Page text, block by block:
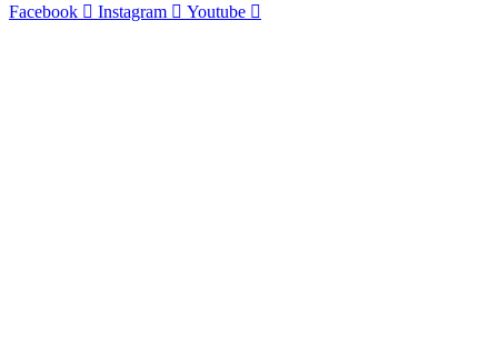
Facebook Instagram Youtube